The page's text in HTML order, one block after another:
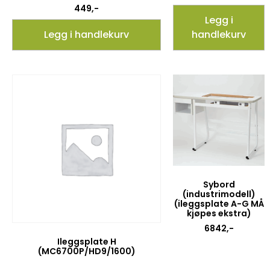
449,-
Legg i handlekurv
Legg i
handlekurv
Ileggsplate H
(MC6700P/HD9/1600)
Sybord
(industrimodell)
(ileggsplate A-G MÅ
kjøpes ekstra)
6842,-